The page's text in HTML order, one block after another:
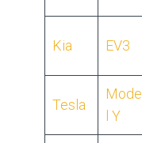
Kia EV3
Tesla
Mode
l Y